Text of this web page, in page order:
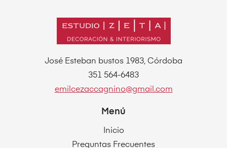
José Esteban bustos 1983, Córdoba
351 564-6483
emilcezaccagnino@gmail.com
Menú
Inicio
Preguntas Frecuentes